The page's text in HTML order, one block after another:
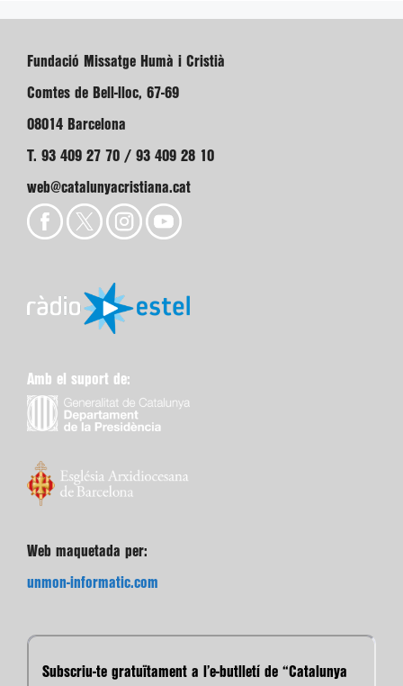
Fundació Missatge Humà i Cristià
Comtes de Bell-lloc, 67-69
08014 Barcelona
T. 93 409 27 70 / 93 409 28 10
web@catalunyacristiana.cat
Amb el suport de:
Web maquetada per:
unmon-informatic.com
Subscriu-te gratuïtament a l’e-butlletí de “Catalunya